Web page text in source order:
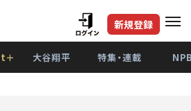
新規登録
大谷翔平 特集・連載